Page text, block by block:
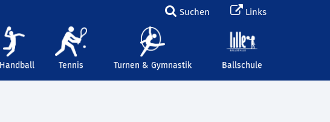
Suchen Links
Handball Tennis Turnen & Gymnastik Ballschule